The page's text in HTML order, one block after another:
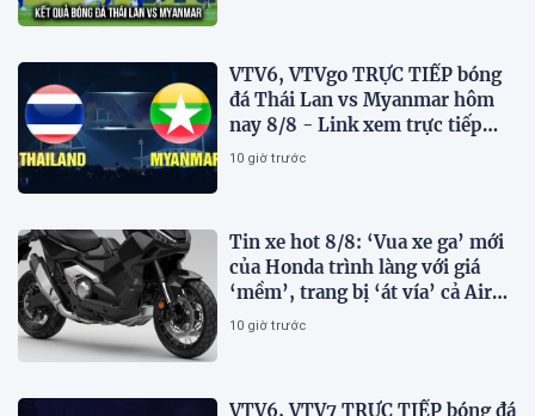
VTV6, VTVgo TRỰC TIẾP bóng
đá Thái Lan vs Myanmar hôm
nay 8/8 - Link xem trực tiếp
AFF Cup 2026 mới nhất
10 giờ trước
Tin xe hot 8/8: ‘Vua xe ga’ mới
của Honda trình làng với giá
‘mềm’, trang bị ‘át vía’ cả Air
Blade và SH
10 giờ trước
VTV6, VTV7 TRỰC TIẾP bóng đá